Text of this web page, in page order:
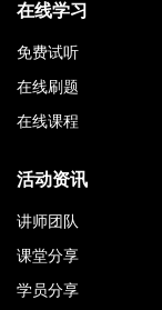
在线学习
免费试听
在线刷题
在线课程
活动资讯
讲师团队
课堂分享
学员分享